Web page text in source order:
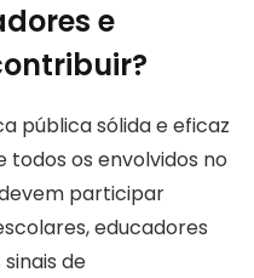
e
pública sólida e eficaz
os envolvidos no
participar
educadores
de